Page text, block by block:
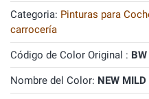
Categoria: Pinturas para
carrocería
Código de Color Original : BW
Nombre del Color: NEW MILD